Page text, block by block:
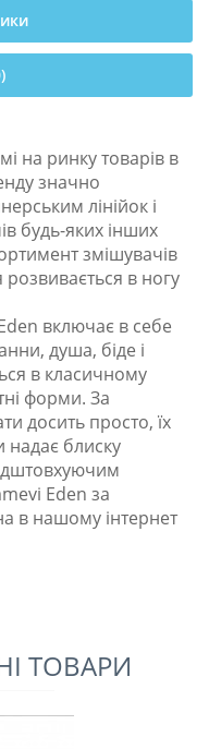
на ринку товарів в
значно
лінійок і
будь-яких інших
змішувачів
в ногу
включає в себе
душа, біде і
в класичному
форми. За
досить просто, їх
надає блиску
Eden за
в нашому інтернет
ТОВАРИ